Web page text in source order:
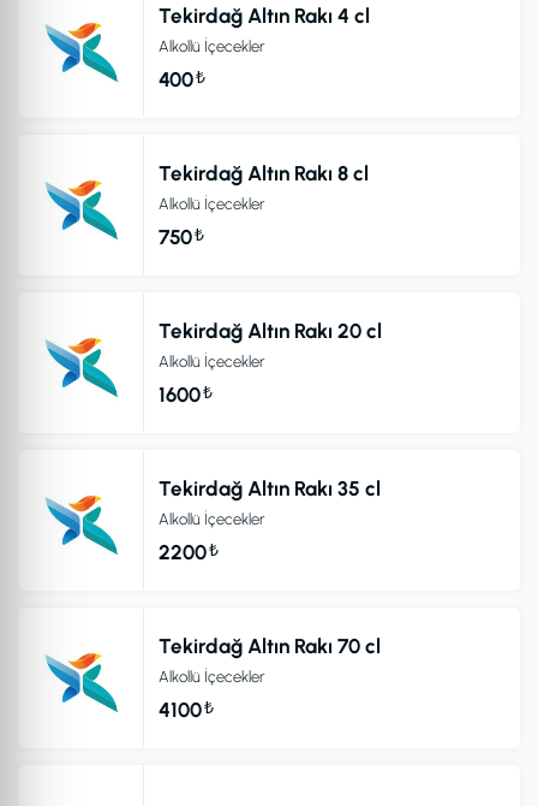
Tekirdağ Altın Rakı 4 cl
Alkollü İçecekler
400₺
Tekirdağ Altın Rakı 8 cl
Alkollü İçecekler
750₺
Tekirdağ Altın Rakı 20 cl
Alkollü İçecekler
1600₺
Tekirdağ Altın Rakı 35 cl
Alkollü İçecekler
2200₺
Tekirdağ Altın Rakı 70 cl
Alkollü İçecekler
4100₺